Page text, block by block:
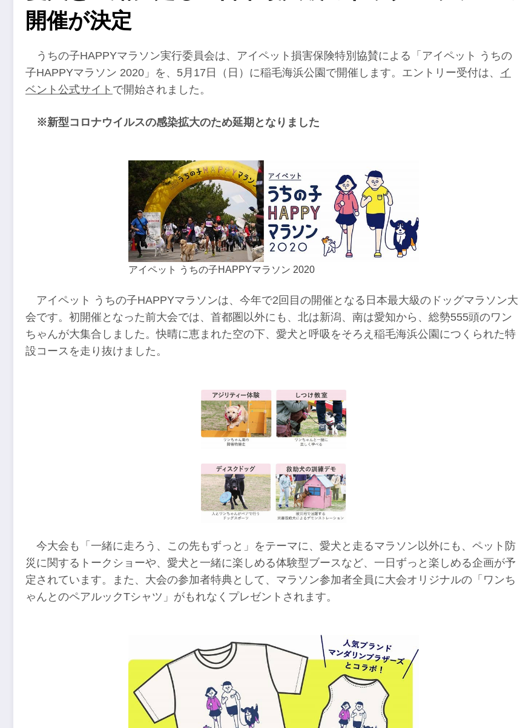
開催が決定
うちの子HAPPYマラソン実行委員会は、アイペット損害保険特別協賛による「アイペット うちの
子HAPPYマラソン 2020」を、5月17日（日）に稲毛海浜公園で開催します。エントリー受付は、 イ
ベント公式サイト で開始されました。
※新型コロナウイルスの感染拡大のため延期となりました
アイペット うちの子HAPPYマラソン 2020
アイペット うちの子HAPPYマラソンは、今年で2回目の開催となる日本最大級のドッグマラソン大
会です。初開催となった前大会では、首都圏以外にも、北は新潟、南は愛知から、総勢555頭のワン
ちゃんが大集合しました。快晴に恵まれた空の下、愛犬と呼吸をそろえ稲毛海浜公園につくられた特
設コースを走り抜けました。
今大会も「一緒に走ろう、この先もずっと」をテーマに、愛犬と走るマラソン以外にも、ペット防
災に関するトークショーや、愛犬と一緒に楽しめる体験型ブースなど、一日ずっと楽しめる企画が予
定されています。また、大会の参加者特典として、マラソン参加者全員に大会オリジナルの「ワンち
ゃんとのペアルックTシャツ」がもれなくプレゼントされます。